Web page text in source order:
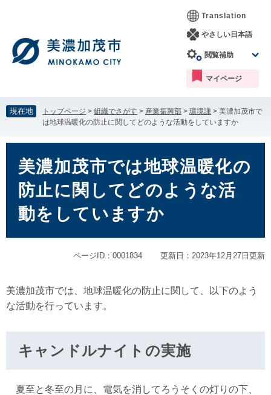
す。
し
て
本
へ
Translation
やさしい日本語
閲覧補助
マイページ
現在地 トップページ > 組織でさがす > 産業振興部 > 環境課 > 美濃加茂市で
は地球温暖化の防止に関してどのような活動をしていますか
美濃加茂市では地球温暖化の
防止に関してどのような活
動をしていますか
ページID：0001834 更新日：2023年12月27日更新
美濃加茂市では、地球温暖化の防止に関して、以下のよう
な活動を行っています。
キャンドルナイトの実施
夏至と冬至の月に、電気を消してろうそくの灯りの下、